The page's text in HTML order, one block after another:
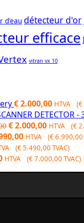
d'eau détecteur d'or
efficace
vitran vx 10
€2.000,00 HTVA (€
DETECTOR
Original
price
was:
€ 2.600,00.
€2.000,00Current
price
is:
€ 2.000,00.
HTVA (€
HTVA (€6.990,00
(€5.490,00 TVAC)
Current
HTVA (€7.000,00 TVAC)